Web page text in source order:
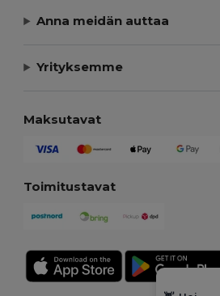
Anna meidän auttaa
Yrityksemme
Maksutavat
Toimitustavat